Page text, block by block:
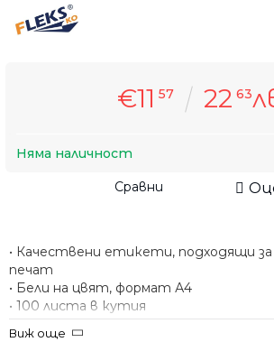
€11 57 22 63
Няма наличност
Сравни
• Качествени етикети, подходящи за
печат
• Бели на цвят, формат А4
• 100 листа в кутия
Виж още